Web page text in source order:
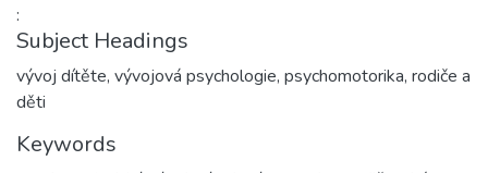
:
Subject Headings
vývoj dítěte, vývojová psychologie, psychomotorika, rodiče a
děti
Keywords